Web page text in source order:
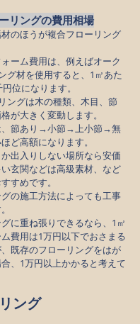
リングの費用相場
のほうが複合フローリング
ーム費用は、例えばオーク
グ材を使用すると、1㎡あた
位になります。
ングは木の種類、木目、節
が大きく変動します。
、節あり→小節→上小節→無
ど高額になります。
出入りしない場所なら安価
玄関などは高級素材、など
すめです。
の施工方法によっても工事
に重ね張りできるなら、1㎡
費用は1万円以下でおさまる
既存のフローリングをはが
、1万円以上かかると考えて
ング